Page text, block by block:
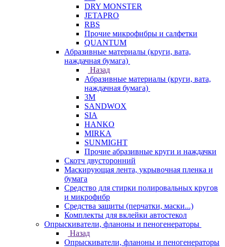
DRY MONSTER
JETAPRO
RBS
Прочие микрофибры и салфетки
QUANTUM
Абразивные материалы (круги, вата,
наждачная бумага)
Назад
Абразивные материалы (круги, вата,
наждачная бумага)
3М
SANDWOX
SIA
HANKO
MIRKA
SUNMIGHT
Прочие абразивные круги и наждачки
Скотч двусторонний
Маскирующая лента, укрывочная пленка и
бумага
Средство для стирки полировальных кругов
и микрофибр
Средства защиты (перчатки, маски...)
Комплекты для вклейки автостекол
Опрыскиватели, фланоны и пеногенераторы
Назад
Опрыскиватели, фланоны и пеногенераторы